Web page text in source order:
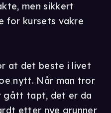
men sikkert
for kursets vakre
at det beste i livet
nytt. Når man tror
gått tapt, det er da
etter nye grunner